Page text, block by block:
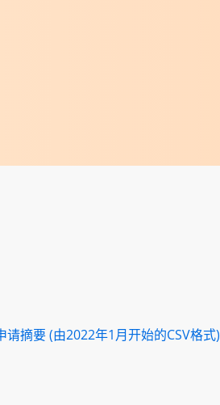
摘要 (由2022年1月开始的CSV格式)